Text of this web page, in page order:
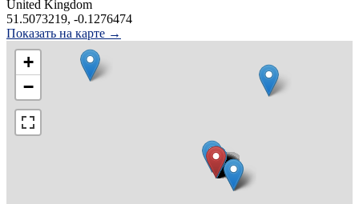
United Kingdom
51.5073219, -0.1276474
Показать на карте →
+
−